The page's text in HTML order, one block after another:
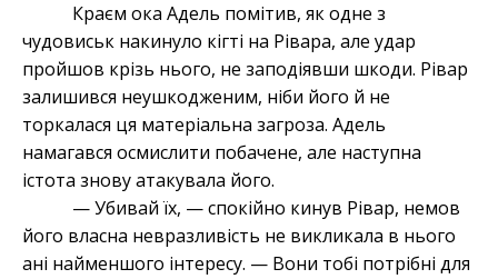
Краєм ока Адель помітив, як одне з
чудовиськ накинуло кігті на Рівара, але удар
пройшов крізь нього, не заподіявши шкоди. Рівар
залишився неушкодженим, ніби його й не
торкалася ця матеріальна загроза. Адель
намагався осмислити побачене, але наступна
істота знову атакувала його.
— Убивай їх, — спокійно кинув Рівар, немов
його власна невразливість не викликала в нього
ані найменшого інтересу. — Вони тобі потрібні для